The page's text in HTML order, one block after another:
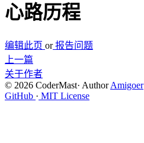
心路历程
编辑此页 or报告问题
上一篇
关于作者
© 2026 CoderMast· AuthorAmigoer
GitHub · MIT License